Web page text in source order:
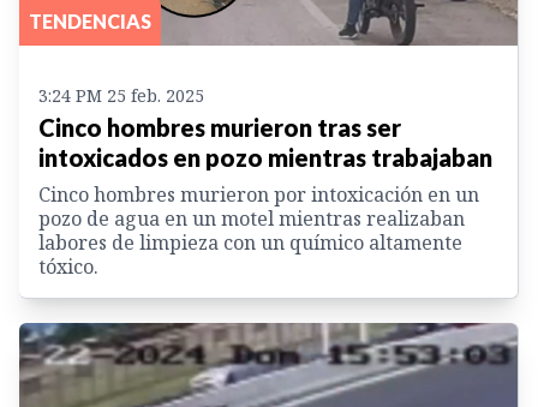
TENDENCIAS
3:24 PM 25 feb. 2025
Cinco hombres murieron tras ser
intoxicados en pozo mientras trabajaban
Cinco hombres murieron por intoxicación en un
pozo de agua en un motel mientras realizaban
labores de limpieza con un químico altamente
tóxico.